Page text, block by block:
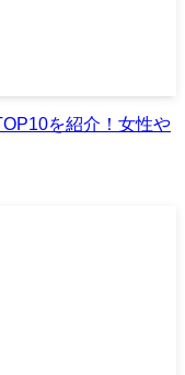
を紹介！女性や